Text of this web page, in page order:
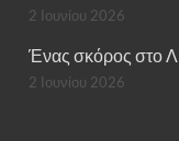
2 Ιουνίου 2026
Ένας σκόρος στο
2 Ιουνίου 2026